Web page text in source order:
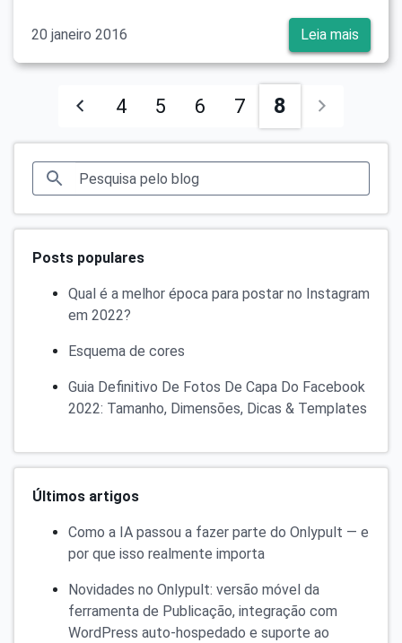
20 janeiro 2016 Leia mais
4 5 6 7 8
Posts populares
Qual é a melhor época para postar no Instagram
em 2022?
Esquema de cores
Guia Definitivo De Fotos De Capa Do Facebook
2022: Tamanho, Dimensões, Dicas & Templates
Últimos artigos
Como a IA passou a fazer parte do Onlypult — e
por que isso realmente importa
Novidades no Onlypult: versão móvel da
ferramenta de Publicação, integração com
WordPress auto-hospedado e suporte ao